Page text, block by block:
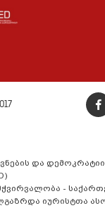
და
-
იურისტთა